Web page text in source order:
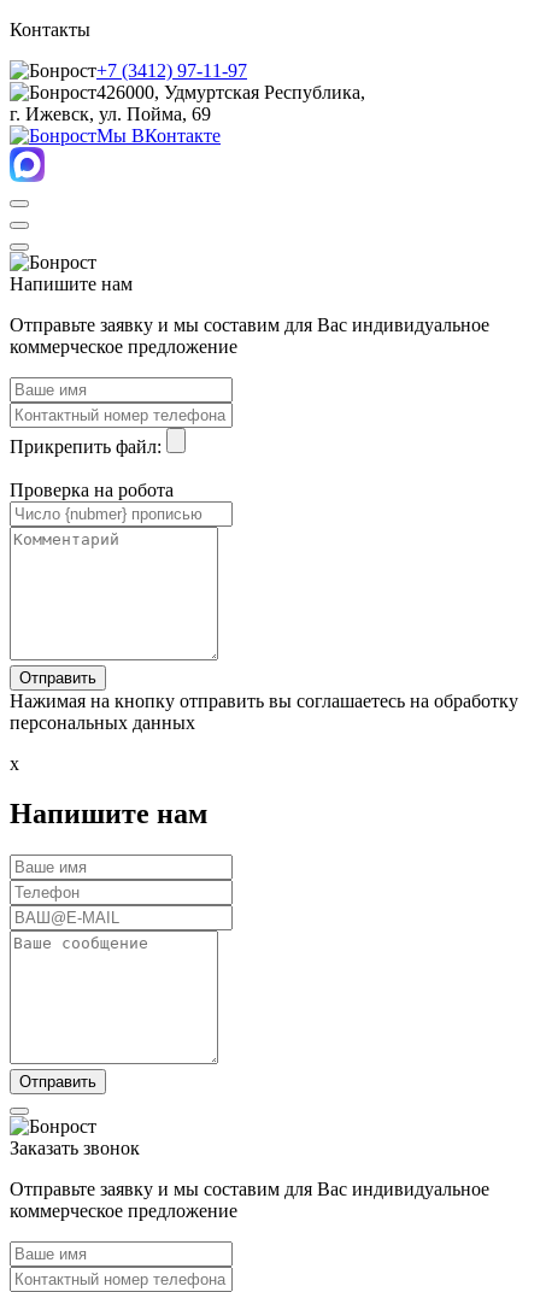
Контакты
+7 (3412) 97-11-97
426000, Удмуртская Республика,
г. Ижевск, ул. Пойма, 69
Мы ВКонтакте
Напишите нам
Отправьте заявку и мы составим для Вас индивидуальное
коммерческое предложение
Прикрепить файл:
Проверка на робота
Нажимая на кнопку отправить вы соглашаетесь на обработку
персональных данных
x
Напишите нам
Заказать звонок
Отправьте заявку и мы составим для Вас индивидуальное
коммерческое предложение